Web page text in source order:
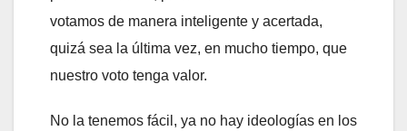
votamos de manera inteligente y acertada,
quizá sea la última vez, en mucho tiempo, que
nuestro voto tenga valor.
No la tenemos fácil, ya no hay ideologías en los